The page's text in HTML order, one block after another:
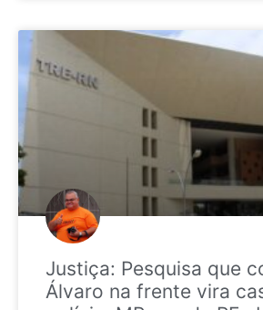
Justiça: Pesquisa que
Álvaro na frente vira